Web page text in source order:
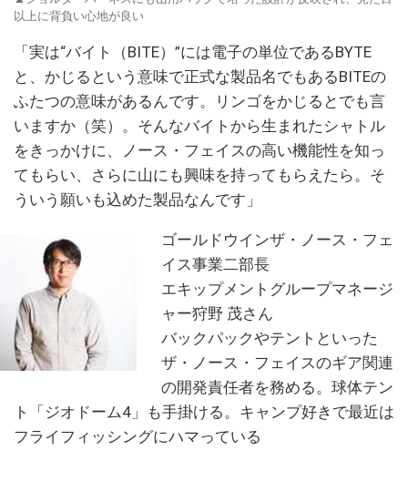
以上に背負い心地が良い
「実は“バイト（BITE）”には電子の単位であるBYTE
と、かじるという意味で正式な製品名でもあるBITEの
ふたつの意味があるんです。リンゴをかじるとでも言
いますか（笑）。そんなバイトから生まれたシャトル
をきっかけに、ノース・フェイスの高い機能性を知っ
てもらい、さらに山にも興味を持ってもらえたら。そ
ういう願いも込めた製品なんです」
ゴールドウインザ・ノース・フェ
イス事業二部長
エキップメントグループマネージ
ャー狩野 茂さん
バックパックやテントといった
ザ・ノース・フェイスのギア関連
の開発責任者を務める。球体テン
ト「ジオドーム4」も手掛ける。キャンプ好きで最近は
フライフィッシングにハマっている